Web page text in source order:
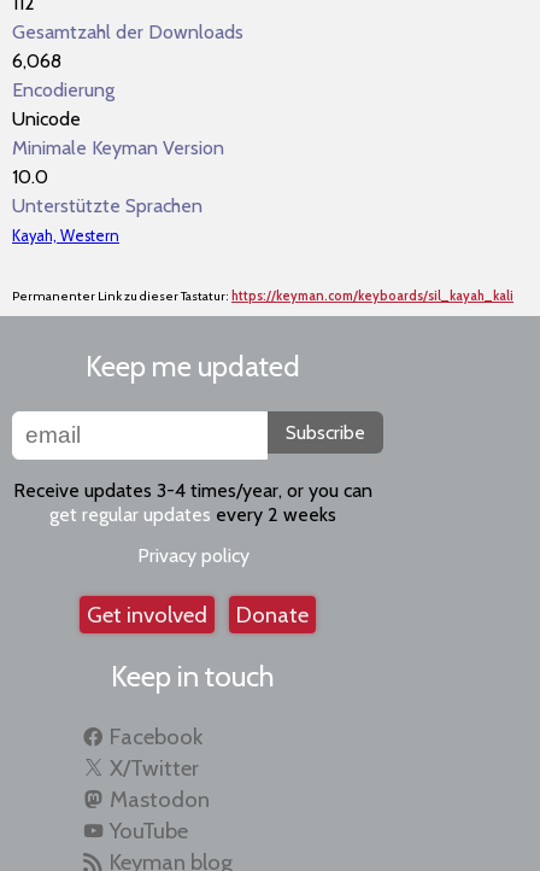
Gesamtzahl der Downloads
6,068
Encodierung
Unicode
Minimale Keyman Version
10.0
Unterstützte Sprachen
Kayah, Western
Permanenter Link zu dieser Tastatur: https://keyman.com/keyboards/sil_kayah_kali
Keep me updated
Subscribe
Receive updates 3-4 times/year, or you can
get regular updates every 2 weeks
Privacy policy
Get involved Donate
Keep in touch
Facebook
X/Twitter
Mastodon
YouTube
Keyman blog